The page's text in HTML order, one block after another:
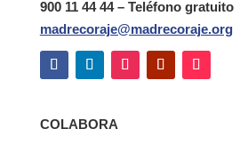
900 11 44 44 – Teléfono gratuito
madrecoraje@madrecoraje.org
COLABORA